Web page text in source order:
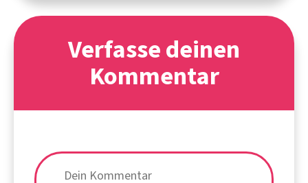
Verfasse deinen
Kommentar